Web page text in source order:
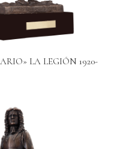
LA LEGIÓN 1920-